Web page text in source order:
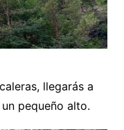
llegarás a
pequeño alto.